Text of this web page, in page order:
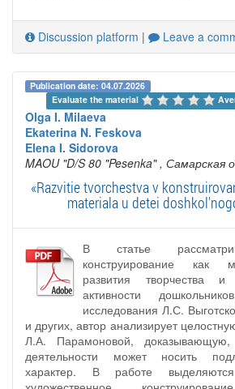
Discussion platform | Leave a
Publication date: 04.07.2026
Evaluate the material
Olga I. Milaeva
Ekaterina N. Feskova
Elena I. Sidorova
MAOU "D/S 80 "Pesenka" , Самарская
«Razvitie tvorchestva v
materiala u detei
В статье
конструирование как
развития творчества и
активности
исследования Л.С.
и других, автор анализирует
Л.А. Парамоновой,
деятельности может носить
характер. В работе